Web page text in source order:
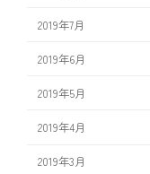
2019年7月
2019年6月
2019年5月
2019年4月
2019年3月